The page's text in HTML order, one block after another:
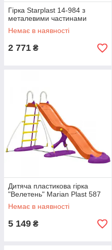
Гірка Starplast 14-984 з
металевими частинами
Немає в наявності
2 771 ₴
Дитяча пластикова гірка
"Велетень" Marian Plast 587
Немає в наявності
5 149 ₴